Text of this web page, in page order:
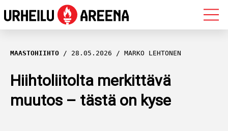
OLYMPIALAISET
MAASTOHIIHTO
AMPUMAHIIHTO
MAASTOHIIHTO 28.05.2026 MARKO LEHTONEN
Hiihtoliitolta merkittävä
muutos – tästä on kyse